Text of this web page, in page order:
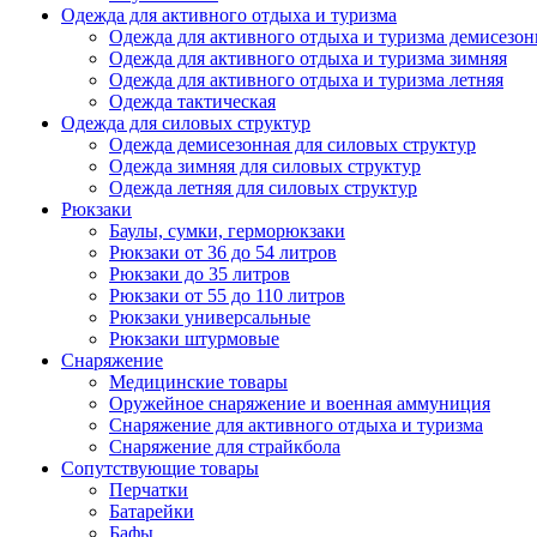
Одежда для активного отдыха и туризма
Одежда для активного отдыха и туризма
Одежда для активного отдыха и туризма зимняя
Одежда для активного отдыха и туризма летняя
Одежда тактическая
Одежда для силовых структур
Одежда демисезонная для силовых структур
Одежда зимняя для силовых структур
Одежда летняя для силовых структур
Рюкзаки
Баулы, сумки, герморюкзаки
Рюкзаки от 36 до 54 литров
Рюкзаки до 35 литров
Рюкзаки от 55 до 110 литров
Рюкзаки универсальные
Рюкзаки штурмовые
Снаряжение
Медицинские товары
Оружейное снаряжение и военная аммуниция
Снаряжение для активного отдыха и туризма
Снаряжение для страйкбола
Сопутствующие товары
Перчатки
Батарейки
Бафы